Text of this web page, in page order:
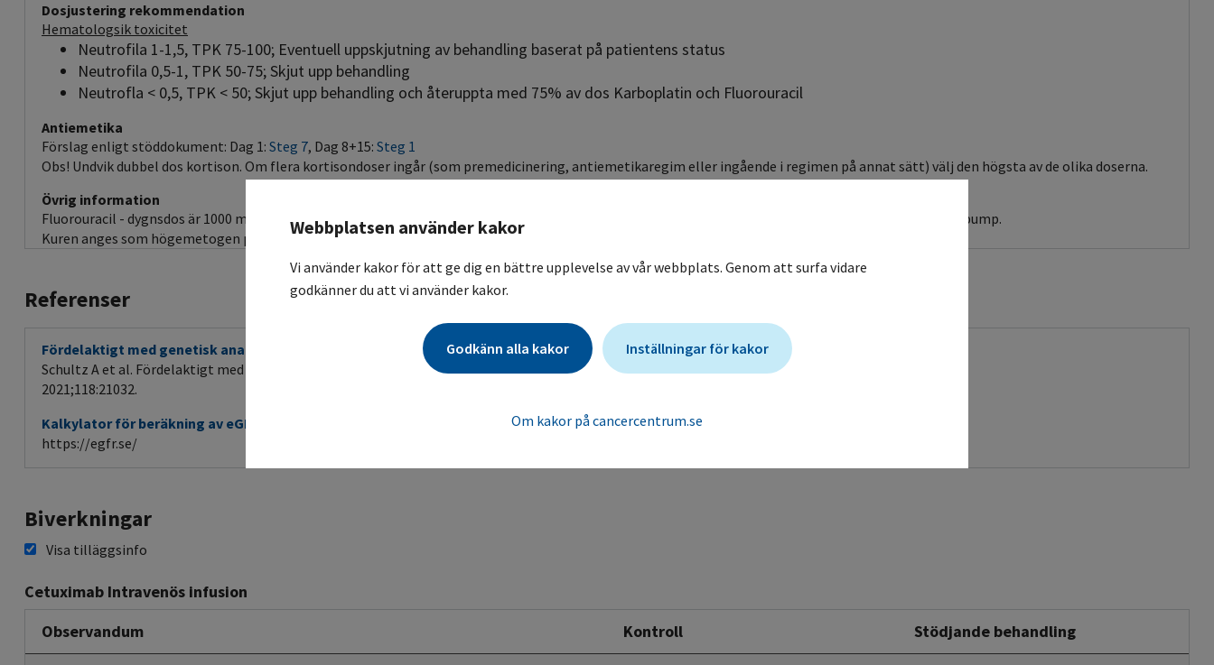
Dosjustering rekommendation
Hematologsik toxicitet
Neutrofila 1-1,5, TPK 75-100; Eventuell uppskjutning av behandling baserat på patientens status
Neutrofila 0,5-1, TPK 50-75; Skjut upp behandling
Neutrofla < 0,5, TPK < 50; Skjut upp behandling och återuppta med 75% av dos Karboplatin och Fluorouracil
Antiemetika
Förslag enligt stöddokument: Dag 1: Steg 7, Dag 8+15: Steg 1
Obs! Undvik dubbel dos kortison. Om flera kortisondoser ingår (som premedicinering, antiemetikaregim eller ingående i regimen på annat sätt) välj den högsta av de olika doserna.
Övrig information
Fluorouracil - dygnsdos är 1000 mg/m2. Bärbar infusionspump avsedd för användning under 4 dygn (ca 2 ml/h) används, t.ex Baxter Infusor eller Homepump.
Kuren anges som högemetogen pga Karboplatin. Övriga läkemedel är lågemetogena.
Referenser
Fördelaktigt med genetisk analys före behandling med 5-fluorouracil
Schultz A et al. Fördelaktigt med genetisk analys före behandling med 5-fluorouracil. Läkartidningen
2021;118:21032.
Kalkylator för beräkning av eGFR
https://egfr.se/
Biverkningar
Visa tilläggsinfo
Cetuximab Intravenös infusion
Observandum
Kontroll Stödjande behandling
Webbplatsen använder kakor
Vi använder kakor för att ge dig en bättre upplevelse av vår webbplats. Genom att surfa vidare
godkänner du att vi använder kakor.
Godkänn alla kakor Inställningar för kakor
Om kakor på cancercentrum.se